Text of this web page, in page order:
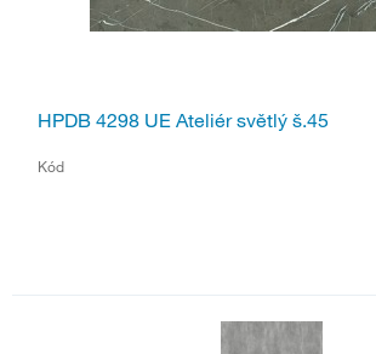
HPDB 4298 UE Ateliér světlý š.45
Kód